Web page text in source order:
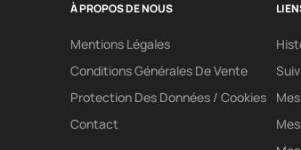
À PROPOS DE NOUS
Mentions Légales
Conditions Générales De Vente
Protection Des Données / Cookies
Contact